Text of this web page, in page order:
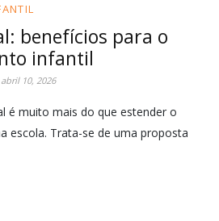
benefícios para o
infantil
abril 10, 2026
é muito mais do que estender o
escola. Trata-se de uma proposta